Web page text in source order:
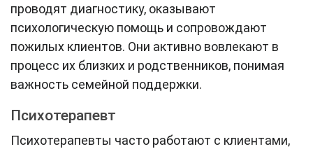
проводят диагностику, оказывают
психологическую помощь и сопровождают
пожилых клиентов. Они активно вовлекают в
процесс их близких и родственников, понимая
важность семейной поддержки.
Психотерапевт
Психотерапевты часто работают с клиентами,